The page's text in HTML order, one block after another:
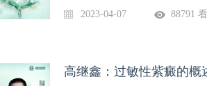
科学基金重点和重大国际合
西京皮肤医院，是国家重点
中医皮肤病、血管瘤等专业
2023-04-07 88791
高继鑫：过敏性紫癜的概